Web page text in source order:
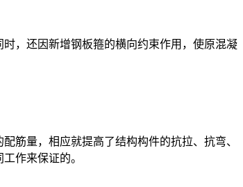
，还因新增钢板箍的横向约束作用，使原混凝
筋量，相应就提高了结构构件的抗拉、抗弯、
作来保证的。